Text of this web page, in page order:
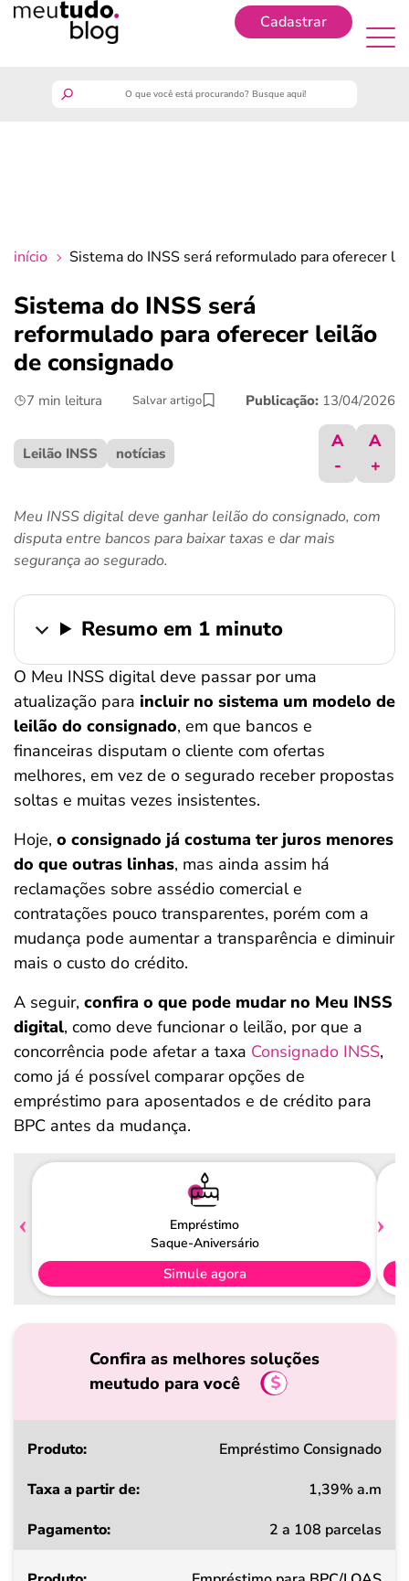
Cadastrar
crédito fácil
últimas notícias
início Sistema do INSS será reformulado para oferecer
Sistema do INSS será
reformulado para oferecer leilão
de consignado
7 min leitura Salvar artigo Publicação: 13/04/2026
Leilão INSS notícias
A
-
A
+
Meu INSS digital deve ganhar leilão do consignado, com
disputa entre bancos para baixar taxas e dar mais
segurança ao segurado.
Resumo em 1 minuto
O Meu INSS digital deve passar por uma
atualização para incluir no sistema um modelo de
leilão do consignado, em que bancos e
financeiras disputam o cliente com ofertas
melhores, em vez de o segurado receber propostas
soltas e muitas vezes insistentes.
Hoje, o consignado já costuma ter juros menores
do que outras linhas, mas ainda assim há
reclamações sobre assédio comercial e
contratações pouco transparentes, porém com a
mudança pode aumentar a transparência e diminuir
mais o custo do crédito.
A seguir, confira o que pode mudar no Meu INSS
digital, como deve funcionar o leilão, por que a
concorrência pode afetar a taxa Consignado INSS,
como já é possível comparar opções de
empréstimo para aposentados e de crédito para
BPC antes da mudança.
Empréstimo
Saque-Aniversário
Simule agora
Confira as melhores soluções
meutudo para você
Produto
a
Empréstimo Consignado
1,39% a.m
2 a 108 parcelas